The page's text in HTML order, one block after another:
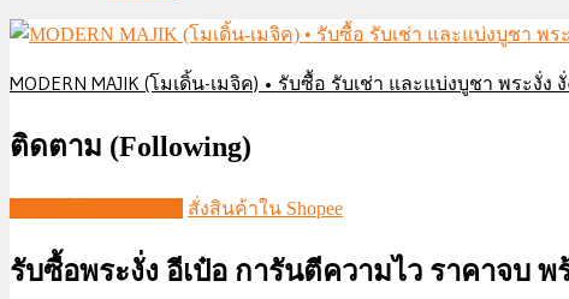
MODERN MAJIK (โมเดิ้น-เมจิค) • รับซื้อ รับเช่า และแบ่งบูชา พระงั่
ติดตาม (Following)
สั่งสินค้าใน Shopee
รับซื้อพระงั่ง อีเป๋อ การันตีความไว ราคาจบ